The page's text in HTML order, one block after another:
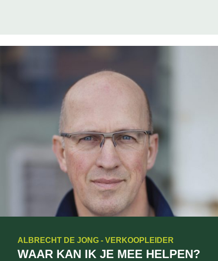
ALBRECHT DE JONG - VERKOOPLEIDER
WAAR KAN IK JE MEE HELPEN?